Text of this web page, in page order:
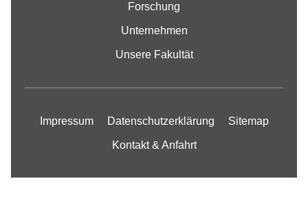
Forschung
Unternehmen
Unsere Fakultät
Impressum Datenschutzerklärung Sitemap
Kontakt & Anfahrt